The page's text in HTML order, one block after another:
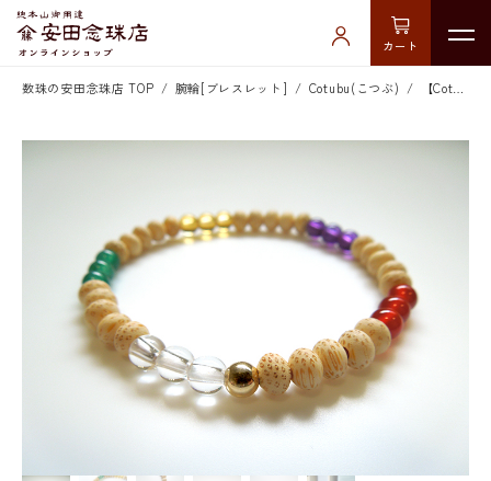
カート
数珠の安田念珠店 TOP 腕輪[ブレスレット] Cotubu(こつぶ) 【Cotubu Bamboo】五色ブレス14KGF入